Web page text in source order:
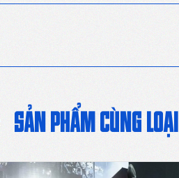
SẢN PHẨM CÙNG LOẠI